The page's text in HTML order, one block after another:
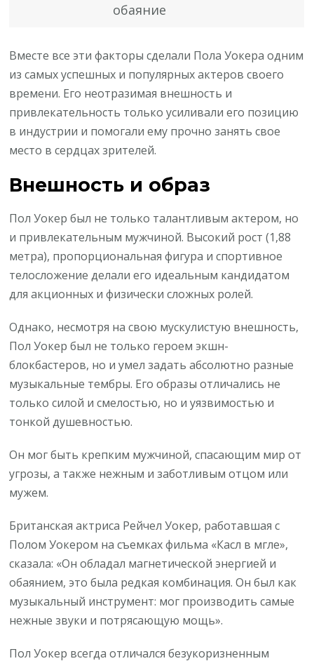
обаяние
Вместе все эти факторы сделали Пола Уокера одним
из самых успешных и популярных актеров своего
времени. Его неотразимая внешность и
привлекательность только усиливали его позицию
в индустрии и помогали ему прочно занять свое
место в сердцах зрителей.
Внешность и образ
Пол Уокер был не только талантливым актером, но
и привлекательным мужчиной. Высокий рост (1,88
метра), пропорциональная фигура и спортивное
телосложение делали его идеальным кандидатом
для акционных и физически сложных ролей.
Однако, несмотря на свою мускулистую внешность,
Пол Уокер был не только героем экшн-
блокбастеров, но и умел задать абсолютно разные
музыкальные тембры. Его образы отличались не
только силой и смелостью, но и уязвимостью и
тонкой душевностью.
Он мог быть крепким мужчиной, спасающим мир от
угрозы, а также нежным и заботливым отцом или
мужем.
Британская актриса Рейчел Уокер, работавшая с
Полом Уокером на съемках фильма «Касл в мгле»,
сказала: «Он обладал магнетической энергией и
обаянием, это была редкая комбинация. Он был как
музыкальный инструмент: мог производить самые
нежные звуки и потрясающую мощь».
Пол Уокер всегда отличался безукоризненным